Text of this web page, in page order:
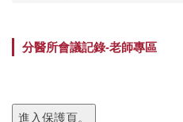
學位考試
分醫團隊
分醫所會議記錄-老師專區
進入保護頁。